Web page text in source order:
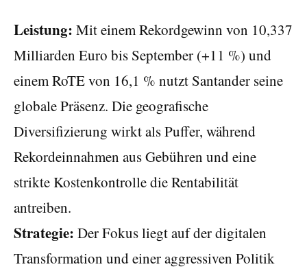
Leistung: Mit einem Rekordgewinn von 10,337
Milliarden Euro bis September (+11 %) und
einem RoTE von 16,1 % nutzt Santander seine
globale Präsenz. Die geografische
Diversifizierung wirkt als Puffer, während
Rekordeinnahmen aus Gebühren und eine
strikte Kostenkontrolle die Rentabilität
antreiben.
Strategie: Der Fokus liegt auf der digitalen
Transformation und einer aggressiven Politik